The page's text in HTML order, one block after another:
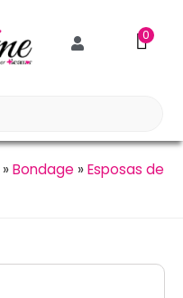
0
»Bondage »Esposas de